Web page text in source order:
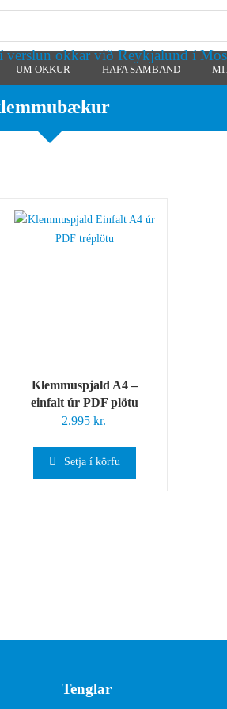
verslun okkar við Reykjalund í
UM OKKUR HAFA SAMBAND
Klemmuspjald A4 –
einfalt úr PDF plötu
2.995 kr.
Setja í körfu
Tenglar